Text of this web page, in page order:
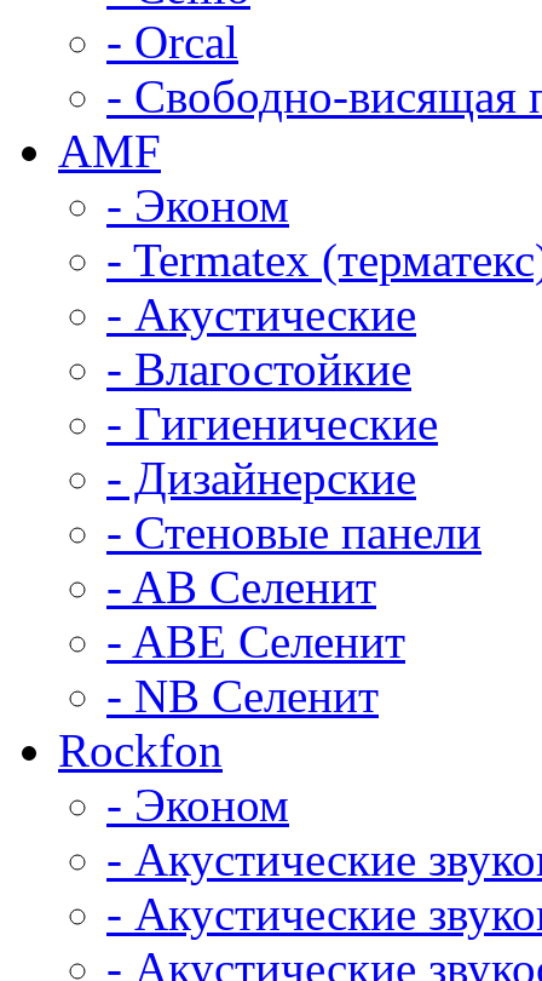
- Orcal
- Свободно-висящая
AMF
- Эконом
- Termatex
- Акустические
- Влагостойкие
- Гигиенические
- Дизайнерские
- Стеновые панели
- AB Селенит
- ABE Селенит
- NB Селенит
Rockfon
- Эконом
- Акустические
- Акустические
- Акустические